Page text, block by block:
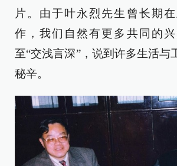
片。由于叶永烈先生曾长期
作，我们自然有更多共同的
至“交浅言深”，说到许多生活与
秘辛。